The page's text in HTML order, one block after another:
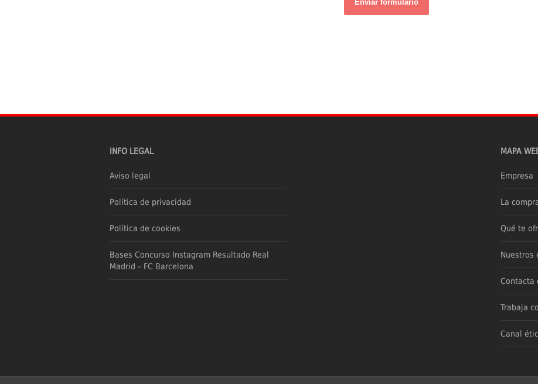
INFO LEGAL
Aviso legal
Política de privacidad
Política de cookies
Bases Concurso Instagram Resultado Real
Madrid – FC Barcelona
MAPA
Empresa
La
Qué te
Nuestros
Contacta
Trabaja
Canal